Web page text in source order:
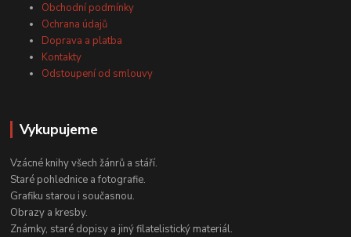
Obchodní podmínky
Ochrana údajů
Doprava a platba
Kontakty
Odstoupení od smlouvy
Vykupujeme
Vzácné knihy všech žánrů a stáří.
Staré pohlednice a fotografie.
Grafiku starou i současnou.
Obrazy a kresby.
Známky, staré dopisy a jiný filatelistický materiál.